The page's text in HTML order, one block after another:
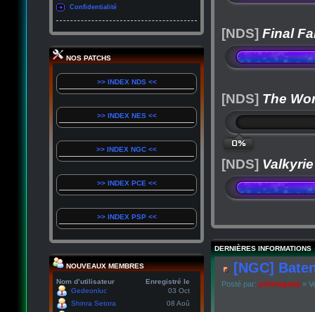
Confidentialité
NOS PATCHS
>> INDEX NDS <<
>> INDEX NES <<
>> INDEX NGC <<
>> INDEX PCE <<
>> INDEX PSP <<
NOUVEAUX MEMBRES
Nom d’utilisateur
Enregistré le
Gedeonluc
03 Oct
Shinra Setora
08 Aoû
[NDS] Final
[NDS] The
0%
[NDS]
DERNIÈRES INFORMATIONS
[NGC]
Posté par: pinktagada »